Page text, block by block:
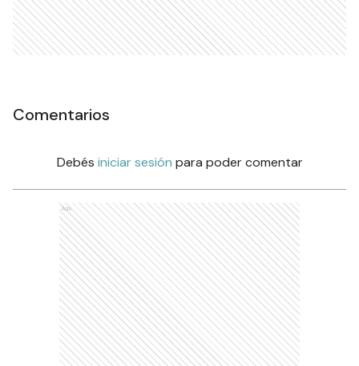
Comentarios
Debés iniciar sesión para poder comentar
Ads